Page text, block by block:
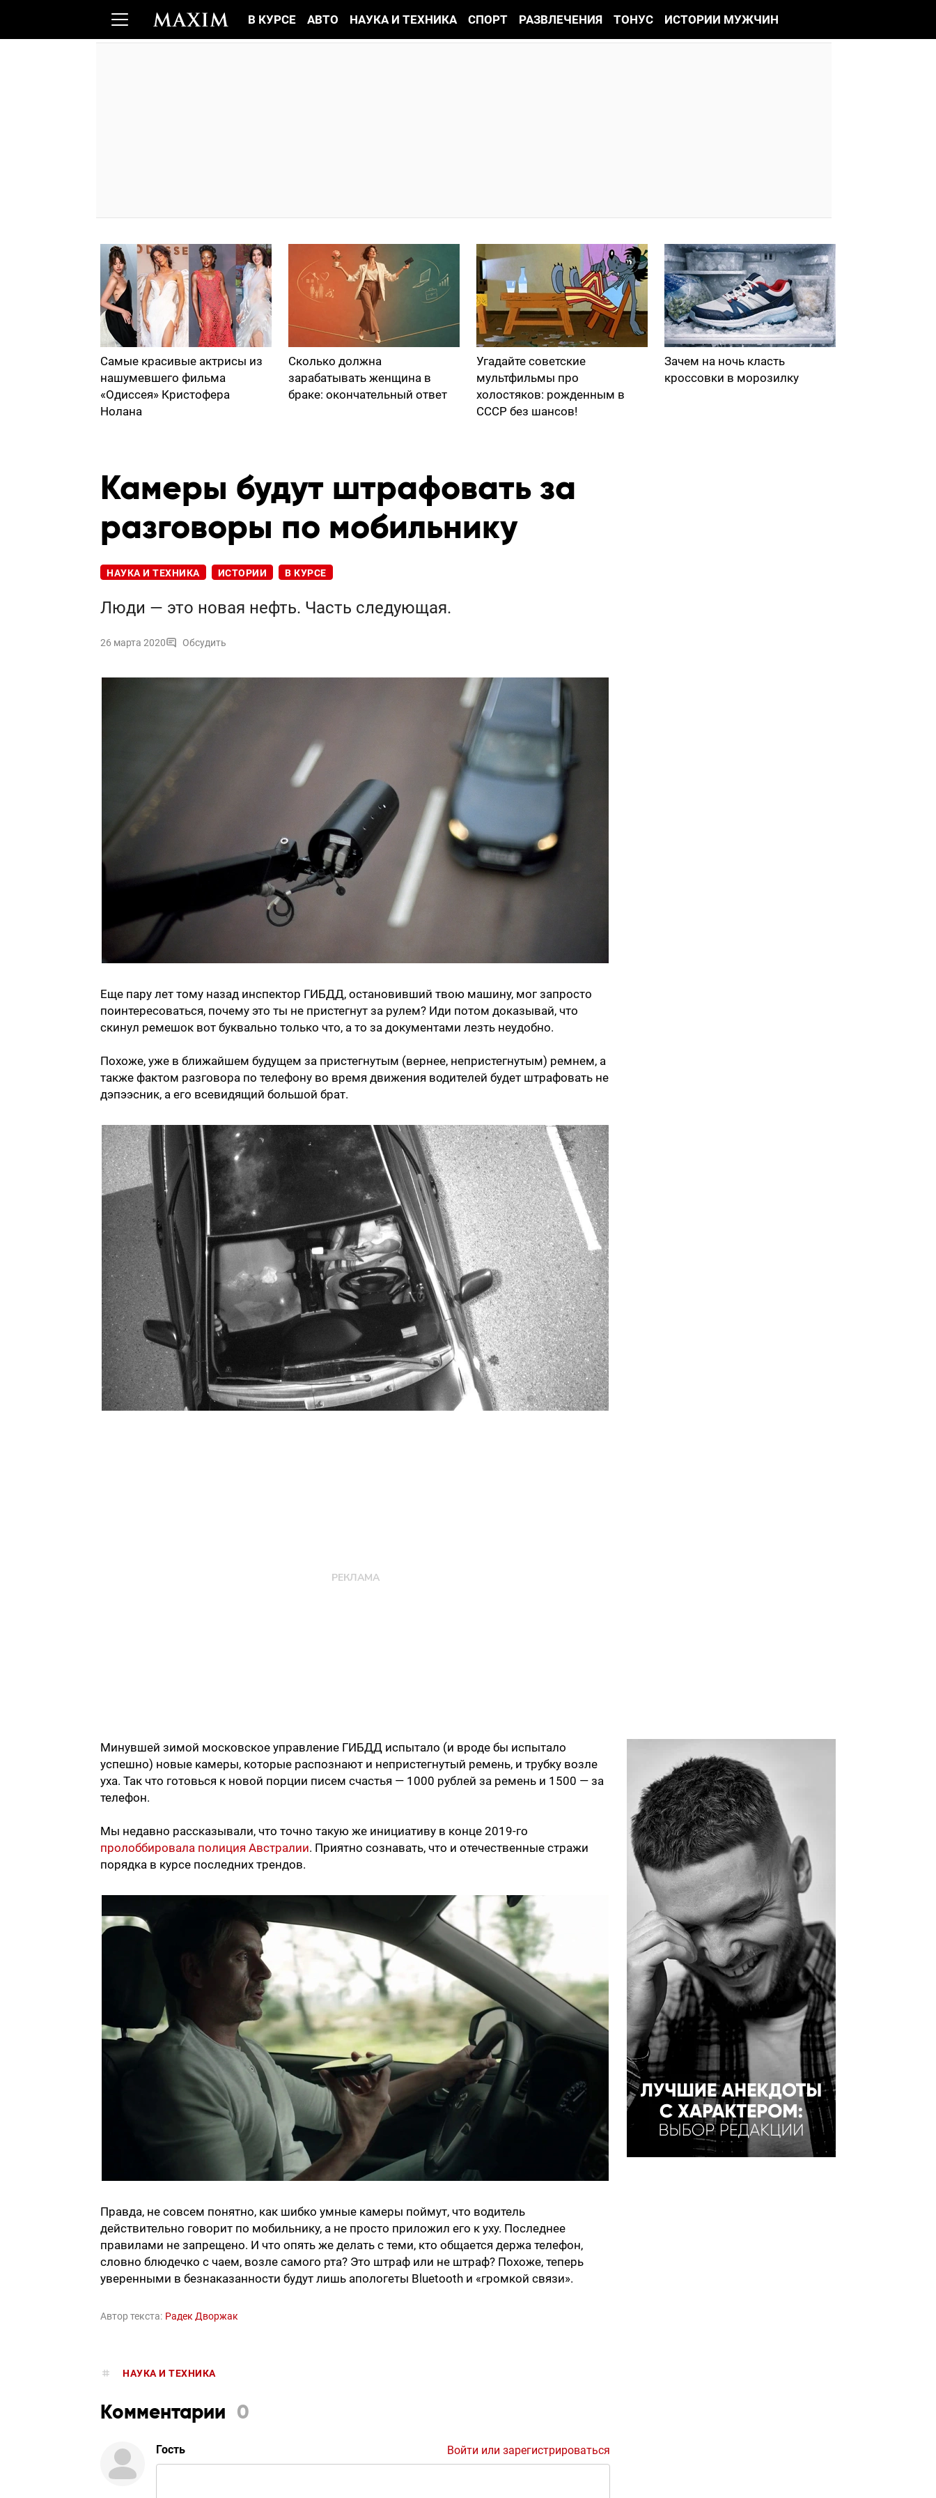
В КУРСЕ АВТО НАУКА И ТЕХНИКА СПОРТ РАЗВЛЕЧЕНИЯ ТОНУС ИСТОРИИ МУЖЧИН
Самые красивые актрисы из
нашумевшего фильма
«Одиссея» Кристофера
Нолана
Сколько должна
зарабатывать женщина в
браке: окончательный ответ
Угадайте советские
мультфильмы про
холостяков: рожденным в
СССР без шансов!
Зачем на ночь класть
кроссовки в морозилку
Камеры будут штрафовать за
разговоры по мобильнику
НАУКА И ТЕХНИКА ИСТОРИИ В КУРСЕ
Люди — это новая нефть. Часть следующая.
26 марта 2020 Обсудить
Еще пару лет тому назад инспектор ГИБДД, остановивший твою машину, мог запросто
поинтересоваться, почему это ты не пристегнут за рулем? Иди потом доказывай, что
скинул ремешок вот буквально только что, а то за документами лезть неудобно.
Похоже, уже в ближайшем будущем за пристегнутым (вернее, непристегнутым) ремнем, а
также фактом разговора по телефону во время движения водителей будет штрафовать не
дэпээсник, а его всевидящий большой брат.
Минувшей зимой московское управление ГИБДД испытало (и вроде бы испытало
успешно) новые камеры, которые распознают и непристегнутый ремень, и трубку возле
уха. Так что готовься к новой порции писем счастья — 1000 рублей за ремень и 1500 — за
телефон.
Мы недавно рассказывали, что точно такую же инициативу в конце 2019-го
пролоббировала полиция Австралии. Приятно сознавать, что и отечественные стражи
порядка в курсе последних трендов.
Правда, не совсем понятно, как шибко умные камеры поймут, что водитель
действительно говорит по мобильнику, а не просто приложил его к уху. Последнее
правилами не запрещено. И что опять же делать с теми, кто общается держа телефон,
словно блюдечко с чаем, возле самого рта? Это штраф или не штраф? Похоже, теперь
уверенными в безнаказанности будут лишь апологеты Bluetooth и «громкой связи».
Автор текста: Радек Дворжак
НАУКА И ТЕХНИКА
Комментарии 0
Гость Войти или зарегистрироваться